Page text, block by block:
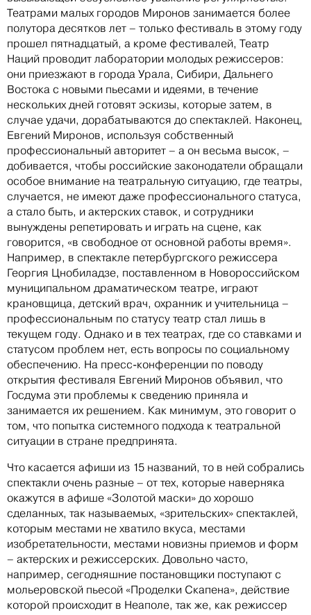
Театрами малых городов Миронов занимается более
полутора десятков лет – только фестиваль в этому году
прошел пятнадцатый, а кроме фестивалей, Театр
Наций проводит лаборатории молодых режиссеров:
они приезжают в города Урала, Сибири, Дальнего
Востока с новыми пьесами и идеями, в течение
нескольких дней готовят эскизы, которые затем, в
случае удачи, дорабатываются до спектаклей. Наконец,
Евгений Миронов, используя собственный
профессиональный авторитет – а он весьма высок, –
добивается, чтобы российские законодатели обращали
особое внимание на театральную ситуацию, где театры,
случается, не имеют даже профессионального статуса,
а стало быть, и актерских ставок, и сотрудники
вынуждены репетировать и играть на сцене, как
говорится, «в свободное от основной работы время».
Например, в спектакле петербургского режиссера
Георгия Цнобиладзе, поставленном в Новороссийском
муниципальном драматическом театре, играют
крановщица, детский врач, охранник и учительница –
профессиональным по статусу театр стал лишь в
текущем году. Однако и в тех театрах, где со ставками и
статусом проблем нет, есть вопросы по социальному
обеспечению. На пресс-конференции по поводу
открытия фестиваля Евгений Миронов объявил, что
Госдума эти проблемы к сведению приняла и
занимается их решением. Как минимум, это говорит о
том, что попытка системного подхода к театральной
ситуации в стране предпринята.
Что касается афиши из 15 названий, то в ней собрались
спектакли очень разные – от тех, которые наверняка
окажутся в афише «Золотой маски» до хорошо
сделанных, так называемых, «зрительских» спектаклей,
которым местами не хватило вкуса, местами
изобретательности, местами новизны приемов и форм
– актерских и режиссерских. Довольно часто,
например, сегодняшние постановщики поступают с
мольеровской пьесой «Проделки Скапена», действие
которой происходит в Неаполе, так же, как режиссер